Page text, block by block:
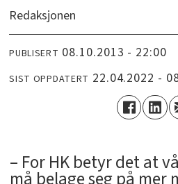
Redaksjonen
PUBLISERT 08.10.2013 - 22:00
SIST OPPDATERT 22.04.2022 -
– For HK betyr det at